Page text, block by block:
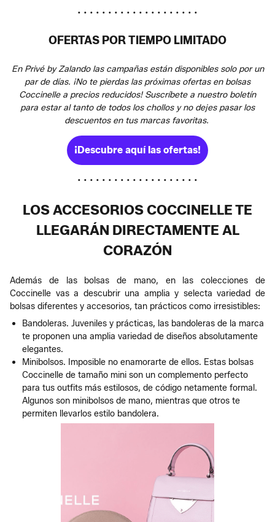
• • • • • • • • • • • • • • • • • • • •
OFERTAS POR TIEMPO LIMITADO
En Privé by Zalando las campañas están disponibles solo por un
par de días. ¡No te pierdas las próximas ofertas en bolsas
Coccinelle a precios reducidos! Suscríbete a nuestro boletín
para estar al tanto de todos los chollos y no dejes pasar los
descuentos en tus marcas favoritas.
¡Descubre aquí las ofertas!
• • • • • • • • • • • • • • • • • • • •
LOS ACCESORIOS COCCINELLE TE
LLEGARÁN DIRECTAMENTE AL
CORAZÓN
Además de las bolsas de mano, en las colecciones de
Coccinelle vas a descubrir una amplia y selecta variedad de
bolsas diferentes y accesorios, tan prácticos como irresistibles:
Bandoleras. Juveniles y prácticas, las bandoleras de la marca
te proponen una amplia variedad de diseños absolutamente
elegantes.
Minibolsos. Imposible no enamorarte de ellos. Estas bolsas
Coccinelle de tamaño mini son un complemento perfecto
para tus outfits más estilosos, de código netamente formal.
Algunos son minibolsos de mano, mientras que otros te
permiten llevarlos estilo bandolera.